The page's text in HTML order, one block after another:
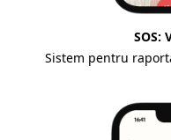
SOS:
Sistem pentru